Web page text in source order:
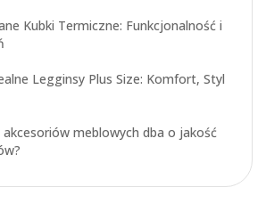
Kubki Termiczne: Funkcjonalność i
Legginsy Plus Size: Komfort, Styl
akcesoriów meblowych dba o jakość